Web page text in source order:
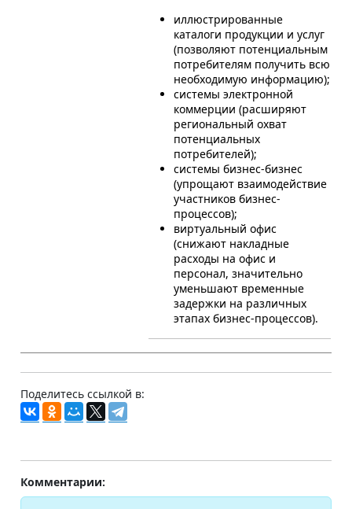
иллюстрированные
каталоги продукции и услуг
(позволяют потенциальным
потребителям получить всю
необходимую информацию);
системы электронной
коммерции (расширяют
региональный охват
потенциальных
потребителей);
системы бизнес-бизнес
(упрощают взаимодействие
участников бизнес-
процессов);
виртуальный офис
(снижают накладные
расходы на офис и
персонал, значительно
уменьшают временные
задержки на различных
этапах бизнес-процессов).
Поделитесь ссылкой в:
Комментарии: